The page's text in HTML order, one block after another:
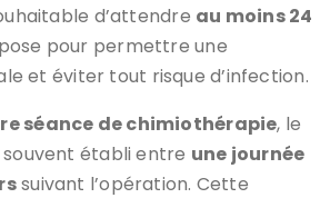
d’attendre au moins 24
pour permettre une
et éviter tout risque d’infection.
séance de chimiothérapie, le
établi entre une journée
suivant l’opération. Cette